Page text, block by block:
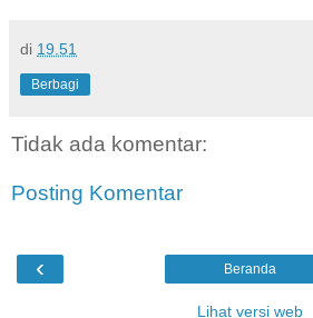
di 19.51
Berbagi
Tidak ada komentar:
Posting Komentar
‹ Beranda
Lihat versi web